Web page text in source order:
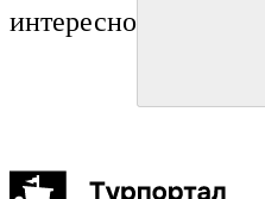
интересно
провинциального городка"